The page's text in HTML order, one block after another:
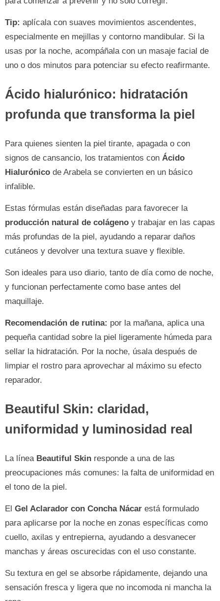
Tip: aplícala con suaves movimientos ascendentes,
especialmente en mejillas y contorno mandibular. Si la
usas por la noche, acompáñala con un masaje facial de
uno o dos minutos para potenciar su efecto reafirmante.
Ácido hialurónico: hidratación
profunda que transforma la piel
Para quienes sienten la piel tirante, apagada o con
signos de cansancio, los tratamientos con Ácido
Hialurónico de Arabela se convierten en un básico
infalible.
Estas fórmulas están diseñadas para favorecer la
producción natural de colágeno y trabajar en las capas
más profundas de la piel, ayudando a reparar daños
cutáneos y devolver una textura suave y flexible.
Son ideales para uso diario, tanto de día como de noche,
y funcionan perfectamente como base antes del
maquillaje.
Recomendación de rutina: por la mañana, aplica una
pequeña cantidad sobre la piel ligeramente húmeda para
sellar la hidratación. Por la noche, úsala después de
limpiar el rostro para aprovechar al máximo su efecto
reparador.
Beautiful Skin: claridad,
uniformidad y luminosidad real
La línea Beautiful Skin responde a una de las
preocupaciones más comunes: la falta de uniformidad en
el tono de la piel.
El Gel Aclarador con Concha Nácar está formulado
para aplicarse por la noche en zonas específicas como
cuello, axilas y entrepierna, ayudando a desvanecer
manchas y áreas oscurecidas con el uso constante.
Su textura en gel se absorbe rápidamente, dejando una
sensación fresca y ligera que no incomoda ni mancha la